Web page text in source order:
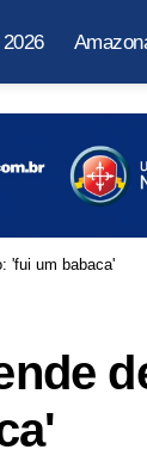
'fui um babaca'